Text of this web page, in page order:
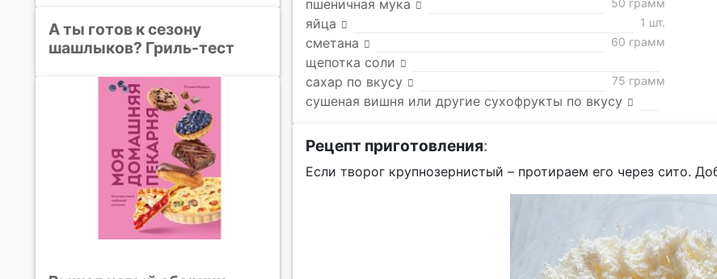
пшеничная мука 50 грамм
яйца 1 шт.
сметана 60 грамм
щепотка соли
сахар по вкусу
75 грамм
сушеная вишня или другие сухофрукты по вкусу
Рецепт приготовления:
Если творог крупнозернистый – протираем его через сито.
А ты готов к сезону
шашлыков? Гриль-тест